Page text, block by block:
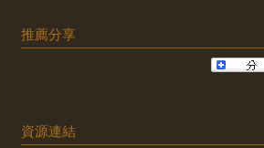
推薦分享
資源連結